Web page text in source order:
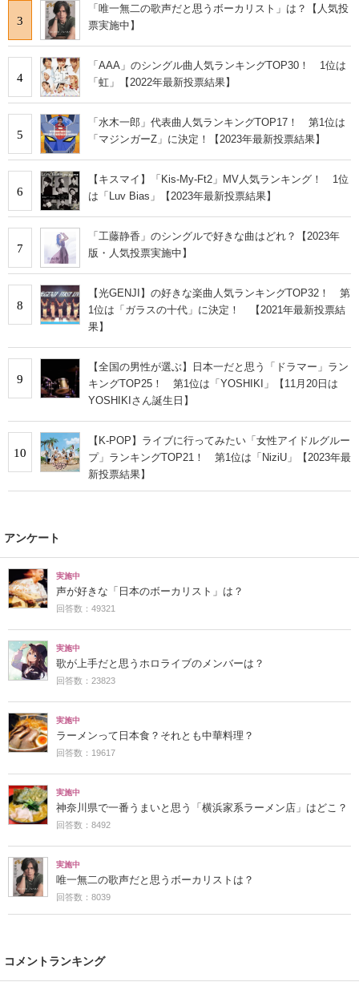
3
「唯一無二の歌声だと思うボーカリスト」は？【人気投
票実施中】
4
「AAA」のシングル曲人気ランキングTOP30！ 1位は
「虹」【2022年最新投票結果】
5
「水木一郎」代表曲人気ランキングTOP17！ 第1位は
「マジンガーZ」に決定！【2023年最新投票結果】
6
【キスマイ】「Kis-My-Ft2」MV人気ランキング！ 1位
は「Luv Bias」【2023年最新投票結果】
7
「工藤静香」のシングルで好きな曲はどれ？【2023年
版・人気投票実施中】
8
【光GENJI】の好きな楽曲人気ランキングTOP32！ 第
1位は「ガラスの十代」に決定！ 【2021年最新投票結
果】
9
【全国の男性が選ぶ】日本一だと思う「ドラマー」ラン
キングTOP25！ 第1位は「YOSHIKI」【11月20日は
YOSHIKIさん誕生日】
10
【K-POP】ライブに行ってみたい「女性アイドルグルー
プ」ランキングTOP21！ 第1位は「NiziU」【2023年最
新投票結果】
アンケート
実施中
声が好きな「日本のボーカリスト」は？
回答数：49321
実施中
歌が上手だと思うホロライブのメンバーは？
回答数：23823
実施中
ラーメンって日本食？それとも中華料理？
回答数：19617
実施中
神奈川県で一番うまいと思う「横浜家系ラーメン店」はどこ？
回答数：8492
実施中
唯一無二の歌声だと思うボーカリストは？
回答数：8039
コメントランキング